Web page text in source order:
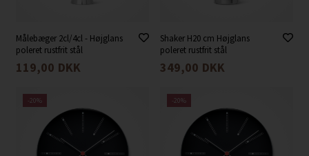
Målebæger 2cl/4cl - Højglans
poleret rustfrit stål
119,00 DKK
Shaker H20 cm Højglans
poleret rustfrit stål
349,00 DKK
-20% -20%